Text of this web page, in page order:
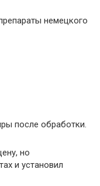
немецкого
после обработки.
но
и установил